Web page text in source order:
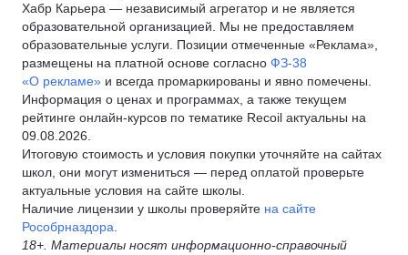
Хабр Карьера — независимый агрегатор и не является
образовательной организацией. Мы не предоставляем
образовательные услуги. Позиции отмеченные «Реклама»,
размещены на платной основе согласно ФЗ-38
«О рекламе» и всегда промаркированы и явно помечены.
Информация о ценах и программах, а также текущем
рейтинге онлайн-курсов по тематике Recoil актуальны на
09.08.2026.
Итоговую стоимость и условия покупки уточняйте на сайтах
школ, они могут измениться — перед оплатой проверьте
актуальные условия на сайте школы.
Наличие лицензии у школы проверяйте на сайте
Рособрназдора
18+. Материалы носят информационно-справочный